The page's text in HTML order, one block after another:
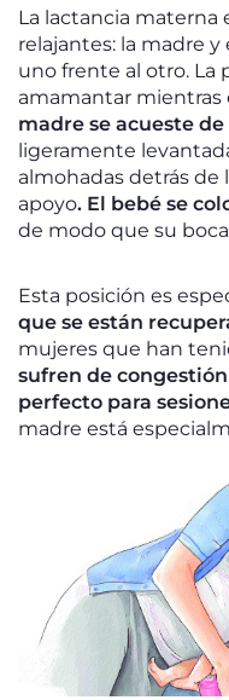
La lactancia materna
relajantes: la madre
uno frente al otro. La
amamantar mientras
madre se acueste
ligeramente
almohadas detrás de
apoyo. El bebé se
de modo que su
Esta posición es
que se están
mujeres que han
sufren de
perfecto para
madre está